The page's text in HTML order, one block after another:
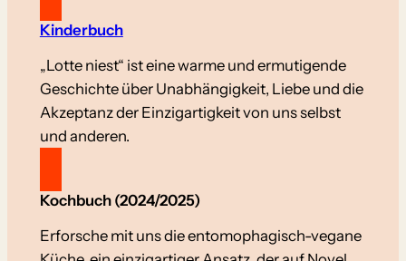
Kinderbuch
„Lotte niest“ ist eine warme und ermutigende
Geschichte über Unabhängigkeit, Liebe und die
Akzeptanz der Einzigartigkeit von uns selbst
und anderen.
Kochbuch (2024/2025)
Erforsche mit uns die entomophagisch-vegane